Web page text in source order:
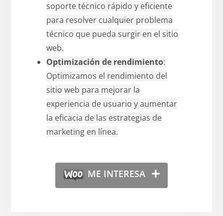
soporte técnico rápido y eficiente
para resolver cualquier problema
técnico que pueda surgir en el sitio
web.
Optimización de rendimiento:
Optimizamos el rendimiento del
sitio web para mejorar la
experiencia de usuario y aumentar
la eficacia de las estrategias de
marketing en línea.
ME INTERESA